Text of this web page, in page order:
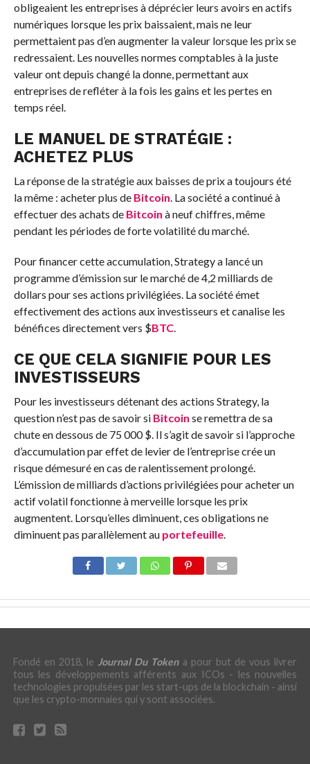
obligeaient les entreprises à déprécier leurs avoirs en actifs
numériques lorsque les prix baissaient, mais ne leur
permettaient pas d’en augmenter la valeur lorsque les prix se
redressaient. Les nouvelles normes comptables à la juste
valeur ont depuis changé la donne, permettant aux
entreprises de refléter à la fois les gains et les pertes en
temps réel.
LE MANUEL DE STRATÉGIE :
ACHETEZ PLUS
La réponse de la stratégie aux baisses de prix a toujours été
la même : acheter plus de Bitcoin. La société a continué à
effectuer des achats de Bitcoin à neuf chiffres, même
pendant les périodes de forte volatilité du marché.
Pour financer cette accumulation, Strategy a lancé un
programme d’émission sur le marché de 4,2 milliards de
dollars pour ses actions privilégiées. La société émet
effectivement des actions aux investisseurs et canalise les
bénéfices directement vers $BTC.
CE QUE CELA SIGNIFIE POUR LES
INVESTISSEURS
Pour les investisseurs détenant des actions Strategy, la
question n’est pas de savoir si Bitcoin se remettra de sa
chute en dessous de 75 000 $. Il s’agit de savoir si l’approche
d’accumulation par effet de levier de l’entreprise crée un
risque démesuré en cas de ralentissement prolongé.
L’émission de milliards d’actions privilégiées pour acheter un
actif volatil fonctionne à merveille lorsque les prix
augmentent. Lorsqu’elles diminuent, ces obligations ne
diminuent pas parallèlement au portefeuille.
Fondé en 2018, le Journal Du Tokena pour but de vous livrer
tous les développements afférents aux ICOs - les nouvelles
technologies propulsées par les start-ups de la blockchain - ainsi
que les crypto-monnaies qui y sont associées.